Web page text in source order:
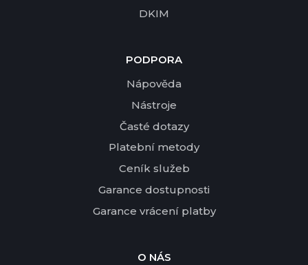
DKIM
PODPORA
Nápověda
Nástroje
Časté dotazy
Platební metody
Ceník služeb
Garance dostupnosti
Garance vrácení platby
O NÁS